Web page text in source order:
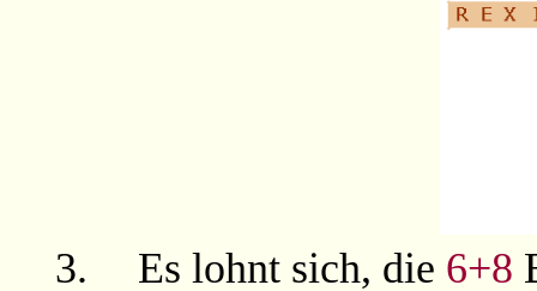
3. Es lohnt sich, die 6+8